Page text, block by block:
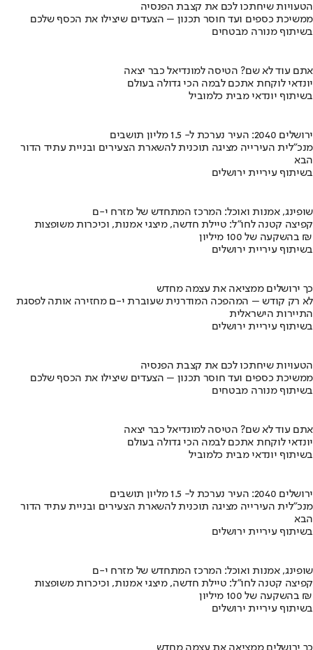
הטעויות שיחתכו לכם את קצבת הפנסיה
ממשיכת כספים ועד חוסר תכנון – הצעדים שיצילו את הכסף שלכם
בשיתוף מנורה מבטחים
אתם עוד לא שם? הטיסה למונדיאל כבר יצאה
יונדאי לוקחת אתכם לבמה הכי גדולה בעולם
בשיתוף יונדאי מבית כלמוביל
ירושלים 2040: העיר נערכת ל- 1.5 מליון תושבים
מנכ"לית העירייה מציגה תוכנית להשארת הצעירים ובניית עתיד הדור
הבא
בשיתוף עיריית ירושלים
שופינג, אמנות ואוכל: המרכז המתחדש של מזרח י-ם
קפיצה קטנה לחו"ל: טיילת חדשה, מיצגי אמנות, וכיכרות משופצות
בהשקעה של 100 מיליון ₪
בשיתוף עיריית ירושלים
כך ירושלים ממציאה את עצמה מחדש
לא רק קודש – המהפכה המודרנית שעוברת י-ם מחזירה אותה לפסגת
התיירות הישראלית
בשיתוף עיריית ירושלים
הטעויות שיחתכו לכם את קצבת הפנסיה
ממשיכת כספים ועד חוסר תכנון – הצעדים שיצילו את הכסף שלכם
בשיתוף מנורה מבטחים
אתם עוד לא שם? הטיסה למונדיאל כבר יצאה
יונדאי לוקחת אתכם לבמה הכי גדולה בעולם
בשיתוף יונדאי מבית כלמוביל
ירושלים 2040: העיר נערכת ל- 1.5 מליון תושבים
מנכ"לית העירייה מציגה תוכנית להשארת הצעירים ובניית עתיד הדור
הבא
בשיתוף עיריית ירושלים
שופינג, אמנות ואוכל: המרכז המתחדש של מזרח י-ם
קפיצה קטנה לחו"ל: טיילת חדשה, מיצגי אמנות, וכיכרות משופצות
בהשקעה של 100 מיליון ₪
בשיתוף עיריית ירושלים